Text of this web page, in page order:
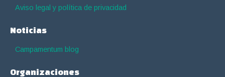
Aviso legal y política de privacidad
Noticias
Campamentum blog
Organizaciones